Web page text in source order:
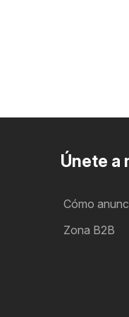
Únete a
Cómo
Zona B2B